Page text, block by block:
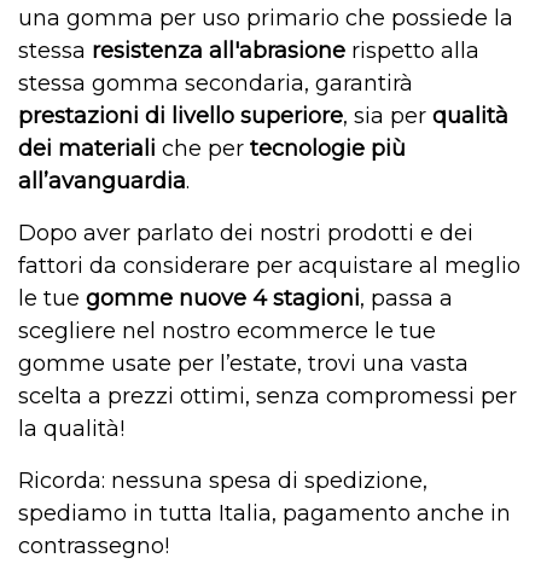
una gomma per uso primario che possiede la
stessa resistenza all'abrasione rispetto alla
stessa gomma secondaria, garantirà
prestazioni di livello superiore, sia per qualità
dei materiali che per tecnologie più
all’avanguardia.
Dopo aver parlato dei nostri prodotti e dei
fattori da considerare per acquistare al meglio
le tue gomme nuove 4 stagioni, passa a
scegliere nel nostro ecommerce le tue
gomme usate per l’estate, trovi una vasta
scelta a prezzi ottimi, senza compromessi per
la qualità!
Ricorda: nessuna spesa di spedizione,
spediamo in tutta Italia, pagamento anche in
contrassegno!